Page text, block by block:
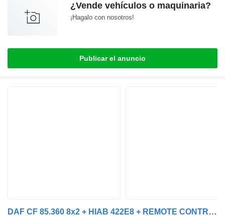
¿Vende vehículos o maquinaria?
¡Hagalo con nosotros!
Publicar el anuncio
DAF CF 85.360 8x2 + HIAB 422E8 + REMOTE CONTROL